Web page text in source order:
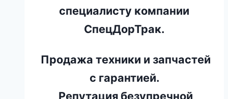
специалисту компании
СпецДорТрак.
Продажа техники и запчастей
с гарантией.
Репутация безупречной